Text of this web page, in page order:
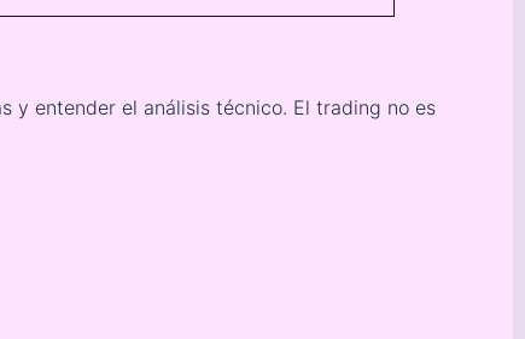
y entender el análisis técnico. El trading no es